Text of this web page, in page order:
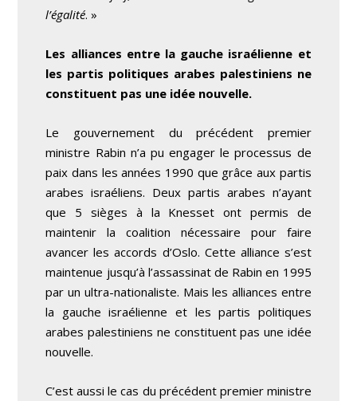
l’égalité. »
Les alliances entre la gauche israélienne et
les partis politiques arabes palestiniens ne
constituent pas une idée nouvelle.
Le gouvernement du précédent premier
ministre Rabin n’a pu engager le processus de
paix dans les années 1990 que grâce aux partis
arabes israéliens. Deux partis arabes n’ayant
que 5 sièges à la Knesset ont permis de
maintenir la coalition nécessaire pour faire
avancer les accords d’Oslo. Cette alliance s’est
maintenue jusqu’à l’assassinat de Rabin en 1995
par un ultra-nationaliste. Mais les alliances entre
la gauche israélienne et les partis politiques
arabes palestiniens ne constituent pas une idée
nouvelle.
C’est aussi le cas du précédent premier ministre